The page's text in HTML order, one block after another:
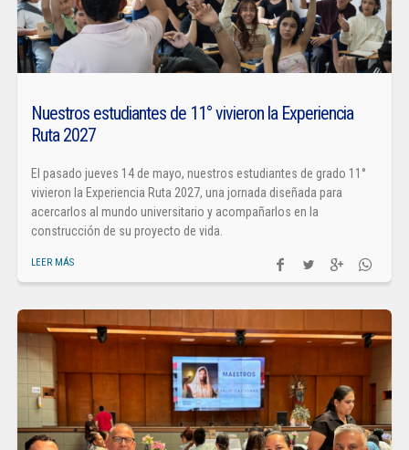
Nuestros estudiantes de 11° vivieron la Experiencia
Ruta 2027
El pasado jueves 14 de mayo, nuestros estudiantes de grado 11°
vivieron la Experiencia Ruta 2027, una jornada diseñada para
acercarlos al mundo universitario y acompañarlos en la
construcción de su proyecto de vida.
LEER MÁS